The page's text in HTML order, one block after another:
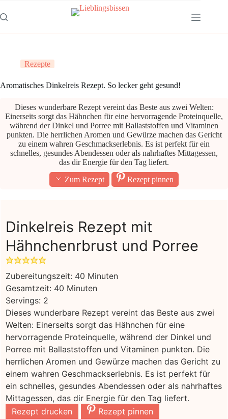
Inhalt
springen
Rezepte
Aromatisches Dinkelreis Rezept. So lecker geht gesund!
Dieses wunderbare Rezept vereint das Beste aus zwei Welten:
Einerseits sorgt das Hähnchen für eine hervorragende Proteinquelle,
während der Dinkel und Porree mit Ballaststoffen und Vitaminen
punkten. Die herrlichen Aromen und Gewürze machen das Gericht
zu einem wahren Geschmackserlebnis. Es ist perfekt für ein
schnelles, gesundes Abendessen oder als nahrhaftes Mittagessen,
das dir Energie für den Tag liefert.
Zum Rezept
Rezept pinnen
Dinkelreis Rezept mit
Hähnchenrbrust und Porree
Zubereitungszeit: 40 Minuten
Minuten
Gesamtzeit: 40 Minuten
Minuten
Servings: 2
Dieses wunderbare Rezept vereint das Beste aus zwei
Welten: Einerseits sorgt das Hähnchen für eine
hervorragende Proteinquelle, während der Dinkel und
Porree mit Ballaststoffen und Vitaminen punkten. Die
herrlichen Aromen und Gewürze machen das Gericht zu
einem wahren Geschmackserlebnis. Es ist perfekt für
ein schnelles, gesundes Abendessen oder als nahrhaftes
Mittagessen, das dir Energie für den Tag liefert.
Rezept drucken
Rezept pinnen